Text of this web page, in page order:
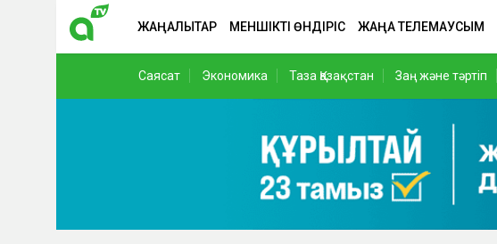
ЖАҢАЛЫҚТАР МЕНШІКТІ ӨНДІРІС ЖАҢА ТЕЛЕМАУСЫМ
Саясат Экономика Таза Қазақстан Заң және тәртіп